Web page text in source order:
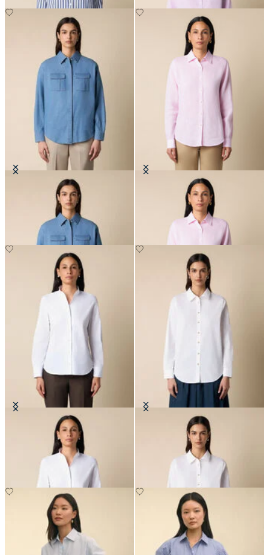
Camicia Boxy in Cotone con Tasca
Camicia in Lino con Logo
Camicia in Popeline con Collo
CHF 115.50
Blusa in Popeline con Bottoni Logo
CHF 101.50